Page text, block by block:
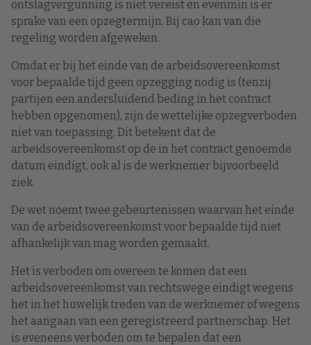
ontslagvergunning is niet vereist en evenmin is er
sprake van een opzegtermijn. Bij cao kan van die
regeling worden afgeweken.
Omdat er bij het einde van de arbeidsovereenkomst
voor bepaalde tijd geen opzegging nodig is (tenzij
partijen een andersluidend beding in het contract
hebben opgenomen), zijn de wettelijke opzegverboden
niet van toepassing. Dit betekent dat de
arbeidsovereenkomst op de in het contract genoemde
datum eindigt, ook al is de werknemer bijvoorbeeld
ziek.
De wet noemt twee gebeurtenissen waarvan het einde
van de arbeidsovereenkomst voor bepaalde tijd niet
afhankelijk van mag worden gemaakt.
Het is verboden om overeen te komen dat een
arbeidsovereenkomst van rechtswege eindigt wegens
het in het huwelijk treden van de werknemer of wegens
het aangaan van een geregistreerd partnerschap. Het
is eveneens verboden om te bepalen dat een